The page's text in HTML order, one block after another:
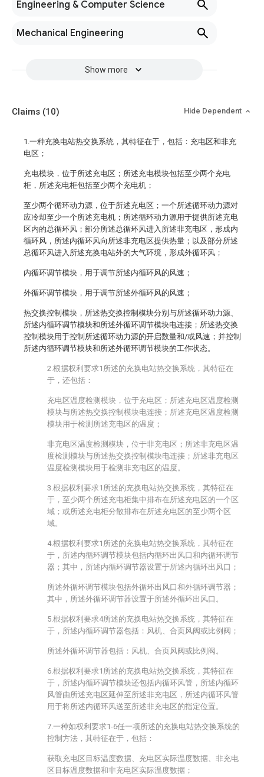
Engineering & Computer Science
Mechanical Engineering
Show more
Claims (10) Hide Dependent
1.一种充换电站热交换系统，其特征在于，包括：充电区和非充
电区；
充电模块，位于所述充电区；所述充电模块包括至少两个充电
柜，所述充电柜包括至少两个充电机；
至少两个循环动力源，位于所述充电区；一个所述循环动力源对
应冷却至少一个所述充电机；所述循环动力源用于提供所述充电
区内的总循环风；部分所述总循环风进入所述非充电区，形成内
循环风，所述内循环风向所述非充电区提供热量；以及部分所述
总循环风进入所述充换电站外的大气环境，形成外循环风；
内循环调节模块，用于调节所述内循环风的风速；
外循环调节模块，用于调节所述外循环风的风速；
热交换控制模块，所述热交换控制模块分别与所述循环动力源、
所述内循环调节模块和所述外循环调节模块电连接；所述热交换
控制模块用于控制所述循环动力源的开启数量和/或风速；并控制
所述内循环调节模块和所述外循环调节模块的工作状态。
2.根据权利要求1所述的充换电站热交换系统，其特征在
于，还包括：
充电区温度检测模块，位于充电区；所述充电区温度检测
模块与所述热交换控制模块电连接；所述充电区温度检测
模块用于检测所述充电区的温度；
非充电区温度检测模块，位于非充电区；所述非充电区温
度检测模块与所述热交换控制模块电连接；所述非充电区
温度检测模块用于检测非充电区的温度。
3.根据权利要求1所述的充换电站热交换系统，其特征在
于，至少两个所述充电柜集中排布在所述充电区的一个区
域；或所述充电柜分散排布在所述充电区的至少两个区
域。
4.根据权利要求1所述的充换电站热交换系统，其特征在
于，所述内循环调节模块包括内循环出风口和内循环调节
器；其中，所述内循环调节器设置于所述内循环出风口；
所述外循环调节模块包括外循环出风口和外循环调节器；
其中，所述外循环调节器设置于所述外循环出风口。
5.根据权利要求4所述的充换电站热交换系统，其特征在
于，所述内循环调节器包括：风机、合页风阀或比例阀；
所述外循环调节器包括：风机、合页风阀或比例阀。
6.根据权利要求1所述的充换电站热交换系统，其特征在
于，所述内循环调节模块还包括内循环风管，所述内循环
风管由所述充电区延伸至所述非充电区，所述内循环风管
用于将所述内循环风送至所述非充电区的指定位置。
7.一种如权利要求1-6任一项所述的充换电站热交换系统的
控制方法，其特征在于，包括：
获取充电区目标温度数据、充电区实际温度数据、非充电
区目标温度数据和非充电区实际温度数据；